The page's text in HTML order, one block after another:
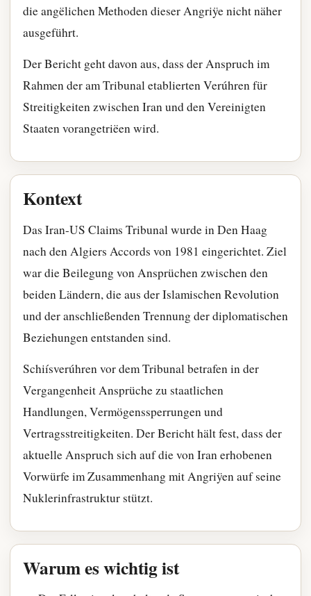
die angëlichen Methoden dieser Angriÿe nicht näher
ausgeführt.
Der Bericht geht davon aus, dass der Anspruch im
Rahmen der am Tribunal etablierten Verúhren für
Streitigkeiten zwischen Iran und den Vereinigten
Staaten vorangetriëen wird.
Kontext
Das Iran-US Claims Tribunal wurde in Den Haag
nach den Algiers Accords von 1981 eingerichtet. Ziel
war die Beilegung von Ansprüchen zwischen den
beiden Ländern, die aus der Islamischen Revolution
und der anschließenden Trennung der diplomatischen
Beziehungen entstanden sind.
Schiísverúhren vor dem Tribunal betrafen in der
Vergangenheit Ansprüche zu staatlichen
Handlungen, Vermögenssperrungen und
Vertragsstreitigkeiten. Der Bericht hält fest, dass der
aktuelle Anspruch sich auf die von Iran erhobenen
Vorwürfe im Zusammenhang mit Angriÿen auf seine
Nuklerinfrastruktur stützt.
Warum es wichtig ist